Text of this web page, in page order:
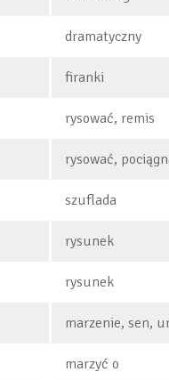
dramatyczny
firanki
rysować, remis
rysować,
szuflada
rysunek
rysunek
marzenie, sen,
marzyć o